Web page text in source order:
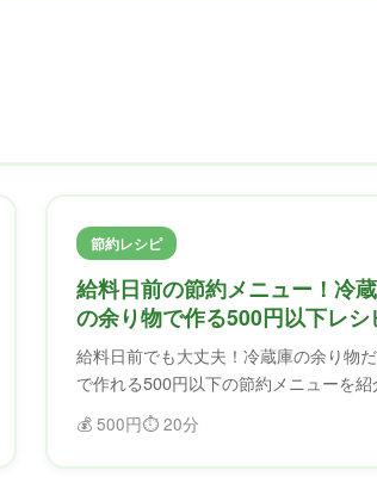
節約レシピ
給料日前の節約メニュー！冷
の余り物で作る500円以下レシ
給料日前でも大丈夫！冷蔵庫の余り物
で作れる500円以下の節約メニューを紹
ふどろすで食材を確認してから作れば、
駄なく節約できます。
💰 500円⏱️ 20分